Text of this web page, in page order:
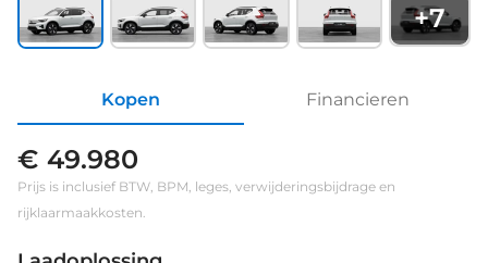
+7
Kopen Financieren
€ 49.980
Prijs is inclusief BTW, BPM, leges, verwijderingsbijdrage en
rijklaarmaakkosten.